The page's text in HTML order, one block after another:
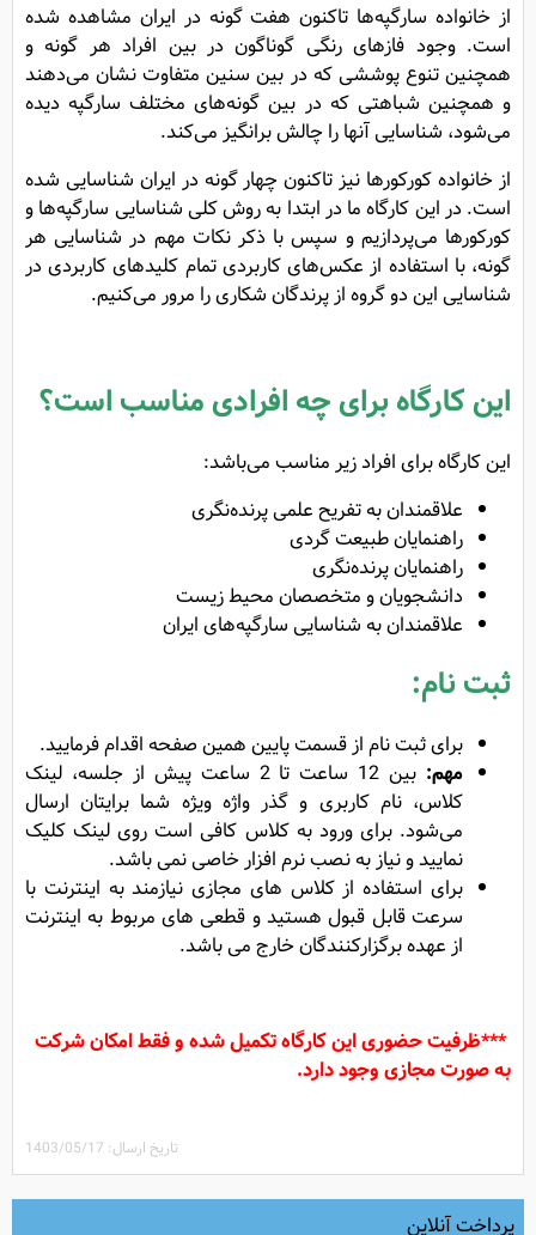
از خانواده سارگپه‌ها تاکنون هفت گونه در ایران مشاهده شده‌
است. وجود فازهای رنگی گوناگون در بین افراد هر گونه و
همچنین تنوع پوششی که در بین سنین متفاوت نشان می‌دهند
و همچنین شباهتی که در بین گونه‌های مختلف سارگپه دیده
می‌شود، شناسایی آنها را چالش‌ برانگیز می‌کند.
از خانواده کورکورها نیز تاکنون چهار گونه در ایران شناسایی شده
است. در این کارگاه ما در ابتدا به روش کلی شناسایی سارگپه‌‌ها و
کورکورها می‌پردازیم و سپس با ذکر نکات مهم در شناسایی هر
گونه، با استفاده از عکس‌های کاربردی تمام کلیدهای کاربردی در
شناسایی این دو گروه از پرندگان شکاری را مرور می‌کنیم.
این کارگاه برای چه افرادی مناسب است؟
این کارگاه برای افراد زیر مناسب می‌باشد:
علاقمندان به تفریح علمی پرنده‌نگری
راهنمایان طبیعت گردی
راهنمایان پرنده‌نگری
دانشجویان و متخصصان محیط زیست
علاقمندان به شناسایی سارگپه‌های ایران
ثبت نام:
برای ثبت نام از قسمت پایین همین صفحه اقدام فرمایید.
مهم:
بین 12 ساعت تا 2 ساعت پیش از جلسه، لینک
کلاس، نام کاربری و گذر واژه ویژه شما برایتان ارسال
می‌شود. برای ورود به کلاس کافی است روی لینک کلیک
نمایید و نیاز به نصب نرم افزار خاصی نمی باشد.
برای استفاده از کلاس های مجازی نیازمند به اینترنت با
سرعت قابل قبول هستید و قطعی های مربوط به اینترنت
از عهده برگزارکنندگان خارج می باشد.
***ظرفیت حضوری این کارگاه تکمیل شده و فقط امکان شرکت
به صورت مجازی وجود دارد.
تاریخ ارسال: 1403/05/17
پرداخت آنلاین